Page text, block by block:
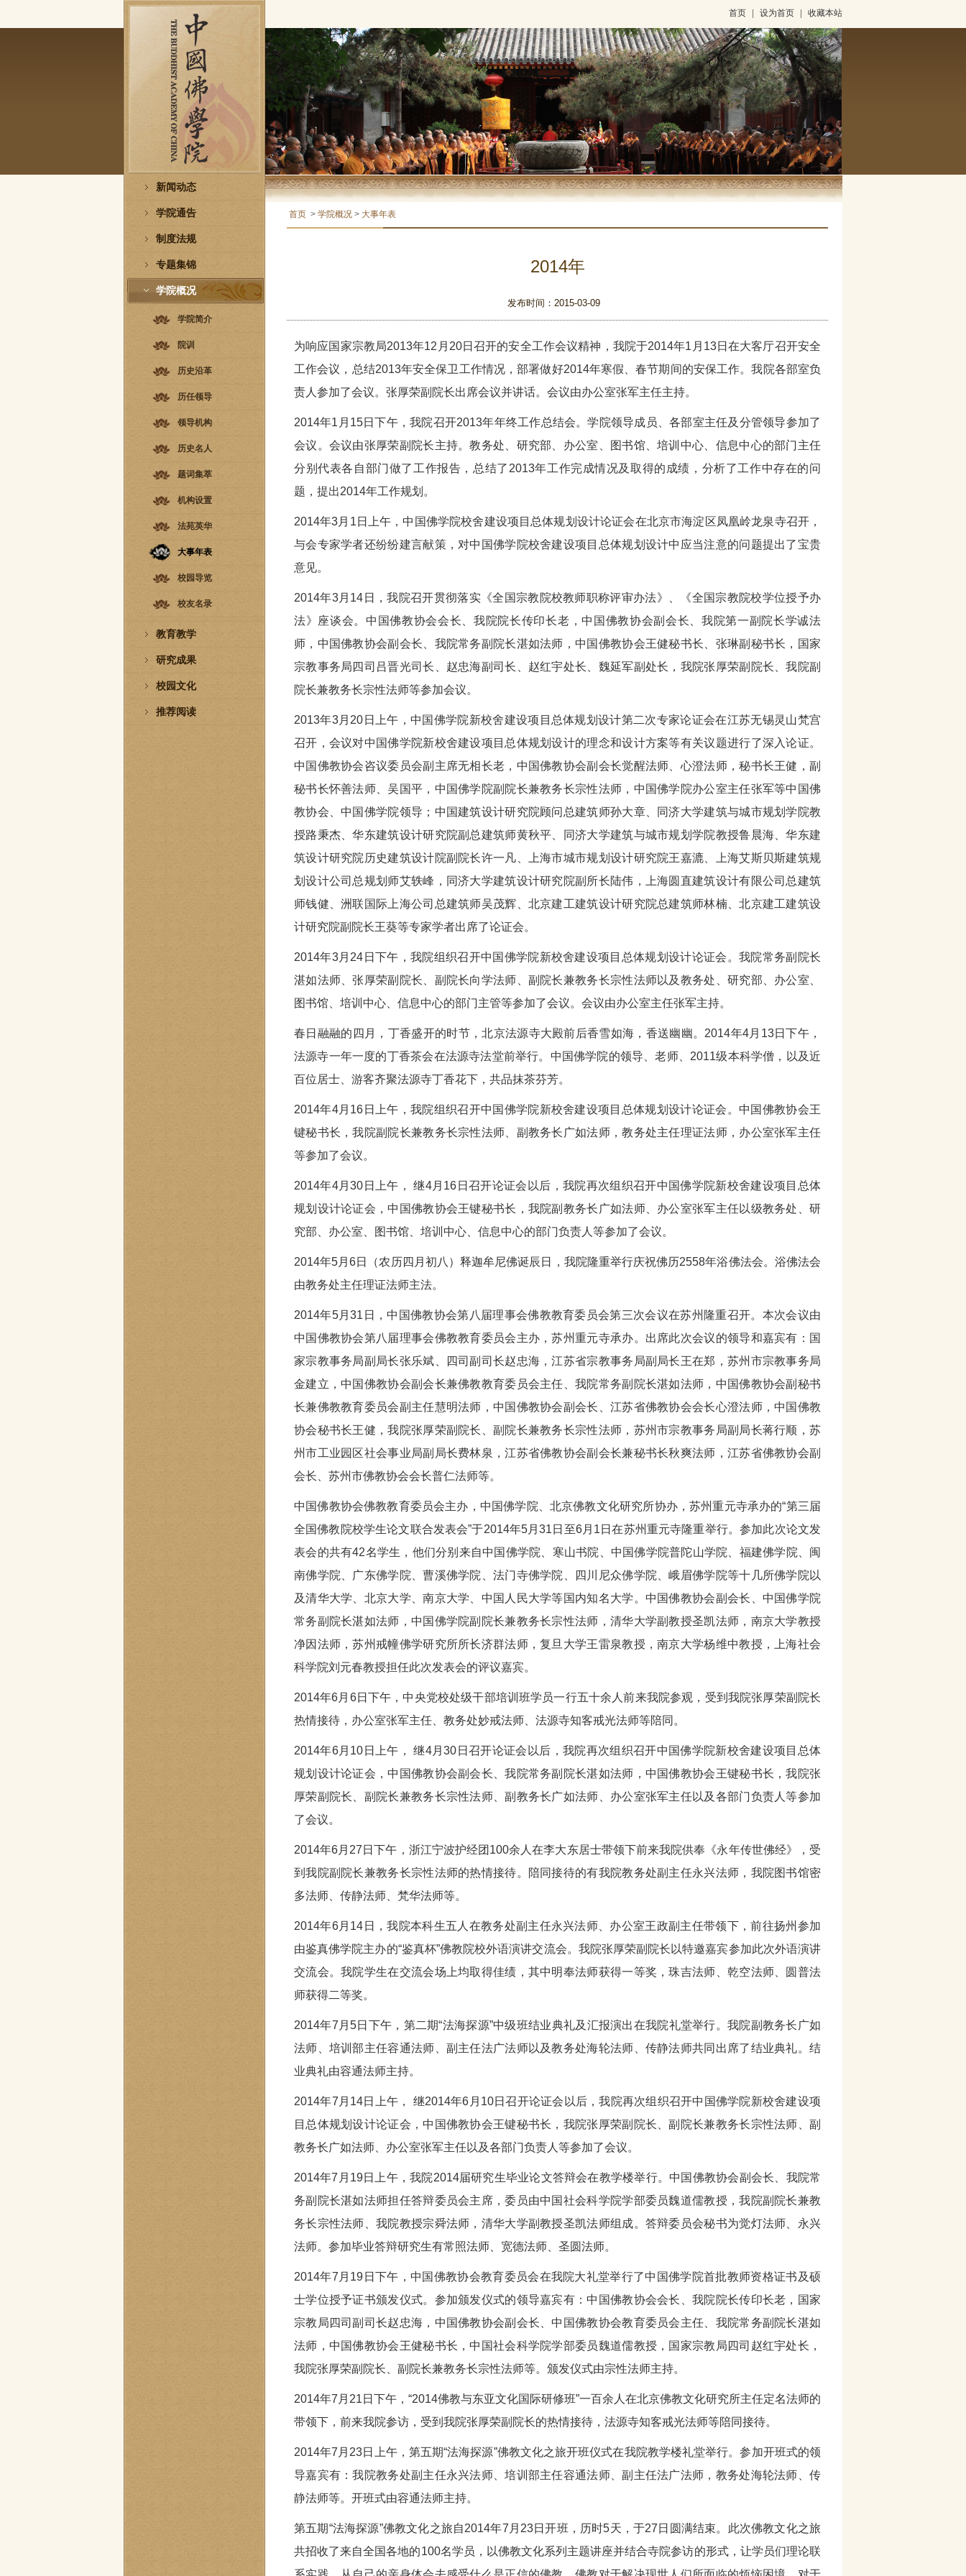
首页 设为首页 收藏本站
新闻动态
学院通告
制度法规
专题集锦
学院概况
学院简介
院训
历史沿革
历任领导
领导机构
历史名人
题词集萃
机构设置
法苑英华
大事年表
校园导览
校友名录
教育教学
研究成果
校园文化
推荐阅读
首页 > 学院概况 > 大事年表
2014年
发布时间：2015-03-09
为响应国家宗教局2013年12月20日召开的安全工作会议精神，我院于2014年1月13日在大客厅召开安全
工作会议，总结2013年安全保卫工作情况，部署做好2014年寒假、春节期间的安保工作。我院各部室负
责人参加了会议。张厚荣副院长出席会议并讲话。会议由办公室张军主任主持。
2014年1月15日下午，我院召开2013年年终工作总结会。学院领导成员、各部室主任及分管领导参加了
会议。会议由张厚荣副院长主持。教务处、研究部、办公室、图书馆、培训中心、信息中心的部门主任
分别代表各自部门做了工作报告，总结了2013年工作完成情况及取得的成绩，分析了工作中存在的问
题，提出2014年工作规划。
2014年3月1日上午，中国佛学院校舍建设项目总体规划设计论证会在北京市海淀区凤凰岭龙泉寺召开，
与会专家学者还纷纷建言献策，对中国佛学院校舍建设项目总体规划设计中应当注意的问题提出了宝贵
意见。
2014年3月14日，我院召开贯彻落实《全国宗教院校教师职称评审办法》、《全国宗教院校学位授予办
法》座谈会。中国佛教协会会长、我院院长传印长老，中国佛教协会副会长、我院第一副院长学诚法
师，中国佛教协会副会长、我院常务副院长湛如法师，中国佛教协会王健秘书长、张琳副秘书长，国家
宗教事务局四司吕晋光司长、赵忠海副司长、赵红宇处长、魏延军副处长，我院张厚荣副院长、我院副
院长兼教务长宗性法师等参加会议。
2013年3月20日上午，中国佛学院新校舍建设项目总体规划设计第二次专家论证会在江苏无锡灵山梵宫
召开，会议对中国佛学院新校舍建设项目总体规划设计的理念和设计方案等有关议题进行了深入论证。
中国佛教协会咨议委员会副主席无相长老，中国佛教协会副会长觉醒法师、心澄法师，秘书长王健，副
秘书长怀善法师、吴国平，中国佛学院副院长兼教务长宗性法师，中国佛学院办公室主任张军等中国佛
教协会、中国佛学院领导；中国建筑设计研究院顾问总建筑师孙大章、同济大学建筑与城市规划学院教
授路秉杰、华东建筑设计研究院副总建筑师黄秋平、同济大学建筑与城市规划学院教授鲁晨海、华东建
筑设计研究院历史建筑设计院副院长许一凡、上海市城市规划设计研究院王嘉漉、上海艾斯贝斯建筑规
划设计公司总规划师艾轶峰，同济大学建筑设计研究院副所长陆伟，上海圆直建筑设计有限公司总建筑
师钱健、洲联国际上海公司总建筑师吴茂辉、北京建工建筑设计研究院总建筑师林楠、北京建工建筑设
计研究院副院长王葵等专家学者出席了论证会。
2014年3月24日下午，我院组织召开中国佛学院新校舍建设项目总体规划设计论证会。我院常务副院长
湛如法师、张厚荣副院长、副院长向学法师、副院长兼教务长宗性法师以及教务处、研究部、办公室、
图书馆、培训中心、信息中心的部门主管等参加了会议。会议由办公室主任张军主持。
春日融融的四月，丁香盛开的时节，北京法源寺大殿前后香雪如海，香送幽幽。2014年4月13日下午，
法源寺一年一度的丁香茶会在法源寺法堂前举行。中国佛学院的领导、老师、2011级本科学僧，以及近
百位居士、游客齐聚法源寺丁香花下，共品抹茶芬芳。
2014年4月16日上午，我院组织召开中国佛学院新校舍建设项目总体规划设计论证会。中国佛教协会王
键秘书长，我院副院长兼教务长宗性法师、副教务长广如法师，教务处主任理证法师，办公室张军主任
等参加了会议。
2014年4月30日上午， 继4月16日召开论证会以后，我院再次组织召开中国佛学院新校舍建设项目总体
规划设计论证会，中国佛教协会王键秘书长，我院副教务长广如法师、办公室张军主任以级教务处、研
究部、办公室、图书馆、培训中心、信息中心的部门负责人等参加了会议。
2014年5月6日（农历四月初八）释迦牟尼佛诞辰日，我院隆重举行庆祝佛历2558年浴佛法会。浴佛法会
由教务处主任理证法师主法。
2014年5月31日，中国佛教协会第八届理事会佛教教育委员会第三次会议在苏州隆重召开。本次会议由
中国佛教协会第八届理事会佛教教育委员会主办，苏州重元寺承办。出席此次会议的领导和嘉宾有：国
家宗教事务局副局长张乐斌、四司副司长赵忠海，江苏省宗教事务局副局长王在郑，苏州市宗教事务局
金建立，中国佛教协会副会长兼佛教教育委员会主任、我院常务副院长湛如法师，中国佛教协会副秘书
长兼佛教教育委员会副主任慧明法师，中国佛教协会副会长、江苏省佛教协会会长心澄法师，中国佛教
协会秘书长王健，我院张厚荣副院长、副院长兼教务长宗性法师，苏州市宗教事务局副局长蒋行顺，苏
州市工业园区社会事业局副局长费林泉，江苏省佛教协会副会长兼秘书长秋爽法师，江苏省佛教协会副
会长、苏州市佛教协会会长普仁法师等。
中国佛教协会佛教教育委员会主办，中国佛学院、北京佛教文化研究所协办，苏州重元寺承办的“第三届
全国佛教院校学生论文联合发表会”于2014年5月31日至6月1日在苏州重元寺隆重举行。参加此次论文发
表会的共有42名学生，他们分别来自中国佛学院、寒山书院、中国佛学院普陀山学院、福建佛学院、闽
南佛学院、广东佛学院、曹溪佛学院、法门寺佛学院、四川尼众佛学院、峨眉佛学院等十几所佛学院以
及清华大学、北京大学、南京大学、中国人民大学等国内知名大学。中国佛教协会副会长、中国佛学院
常务副院长湛如法师，中国佛学院副院长兼教务长宗性法师，清华大学副教授圣凯法师，南京大学教授
净因法师，苏州戒幢佛学研究所所长济群法师，复旦大学王雷泉教授，南京大学杨维中教授，上海社会
科学院刘元春教授担任此次发表会的评议嘉宾。
2014年6月6日下午，中央党校处级干部培训班学员一行五十余人前来我院参观，受到我院张厚荣副院长
热情接待，办公室张军主任、教务处妙戒法师、法源寺知客戒光法师等陪同。
2014年6月10日上午， 继4月30日召开论证会以后，我院再次组织召开中国佛学院新校舍建设项目总体
规划设计论证会，中国佛教协会副会长、我院常务副院长湛如法师，中国佛教协会王键秘书长，我院张
厚荣副院长、副院长兼教务长宗性法师、副教务长广如法师、办公室张军主任以及各部门负责人等参加
了会议。
2014年6月27日下午，浙江宁波护经团100余人在李大东居士带领下前来我院供奉《永年传世佛经》，受
到我院副院长兼教务长宗性法师的热情接待。陪同接待的有我院教务处副主任永兴法师，我院图书馆密
多法师、传静法师、梵华法师等。
2014年6月14日，我院本科生五人在教务处副主任永兴法师、办公室王政副主任带领下，前往扬州参加
由鉴真佛学院主办的“鉴真杯”佛教院校外语演讲交流会。我院张厚荣副院长以特邀嘉宾参加此次外语演讲
交流会。我院学生在交流会场上均取得佳绩，其中明奉法师获得一等奖，珠吉法师、乾空法师、圆普法
师获得二等奖。
2014年7月5日下午，第二期“法海探源”中级班结业典礼及汇报演出在我院礼堂举行。我院副教务长广如
法师、培训部主任容通法师、副主任法广法师以及教务处海轮法师、传静法师共同出席了结业典礼。结
业典礼由容通法师主持。
2014年7月14日上午， 继2014年6月10日召开论证会以后，我院再次组织召开中国佛学院新校舍建设项
目总体规划设计论证会，中国佛教协会王键秘书长，我院张厚荣副院长、副院长兼教务长宗性法师、副
教务长广如法师、办公室张军主任以及各部门负责人等参加了会议。
2014年7月19日上午，我院2014届研究生毕业论文答辩会在教学楼举行。中国佛教协会副会长、我院常
务副院长湛如法师担任答辩委员会主席，委员由中国社会科学院学部委员魏道儒教授，我院副院长兼教
务长宗性法师、我院教授宗舜法师，清华大学副教授圣凯法师组成。答辩委员会秘书为觉灯法师、永兴
法师。参加毕业答辩研究生有常照法师、宽德法师、圣圆法师。
2014年7月19日下午，中国佛教协会教育委员会在我院大礼堂举行了中国佛学院首批教师资格证书及硕
士学位授予证书颁发仪式。参加颁发仪式的领导嘉宾有：中国佛教协会会长、我院院长传印长老，国家
宗教局四司副司长赵忠海，中国佛教协会副会长、中国佛教协会教育委员会主任、我院常务副院长湛如
法师，中国佛教协会王健秘书长，中国社会科学院学部委员魏道儒教授，国家宗教局四司赵红宇处长，
我院张厚荣副院长、副院长兼教务长宗性法师等。颁发仪式由宗性法师主持。
2014年7月21日下午，“2014佛教与东亚文化国际研修班”一百余人在北京佛教文化研究所主任定名法师的
带领下，前来我院参访，受到我院张厚荣副院长的热情接待，法源寺知客戒光法师等陪同接待。
2014年7月23日上午，第五期“法海探源”佛教文化之旅开班仪式在我院教学楼礼堂举行。参加开班式的领
导嘉宾有：我院教务处副主任永兴法师、培训部主任容通法师、副主任法广法师，教务处海轮法师、传
静法师等。开班式由容通法师主持。
第五期“法海探源”佛教文化之旅自2014年7月23日开班，历时5天，于27日圆满结束。此次佛教文化之旅
共招收了来自全国各地的100名学员，以佛教文化系列主题讲座并结合寺院参访的形式，让学员们理论联